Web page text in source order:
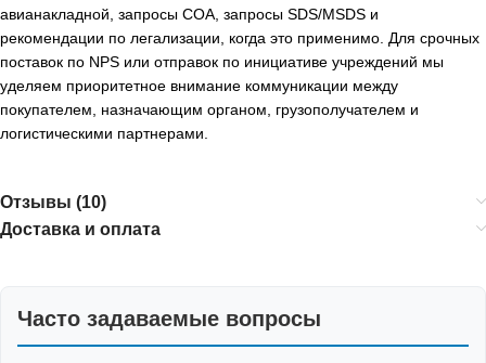
авианакладной, запросы COA, запросы SDS/MSDS и
рекомендации по легализации, когда это применимо. Для срочных
поставок по NPS или отправок по инициативе учреждений мы
уделяем приоритетное внимание коммуникации между
покупателем, назначающим органом, грузополучателем и
логистическими партнерами.
Отзывы (10)
Доставка и оплата
Часто задаваемые вопросы